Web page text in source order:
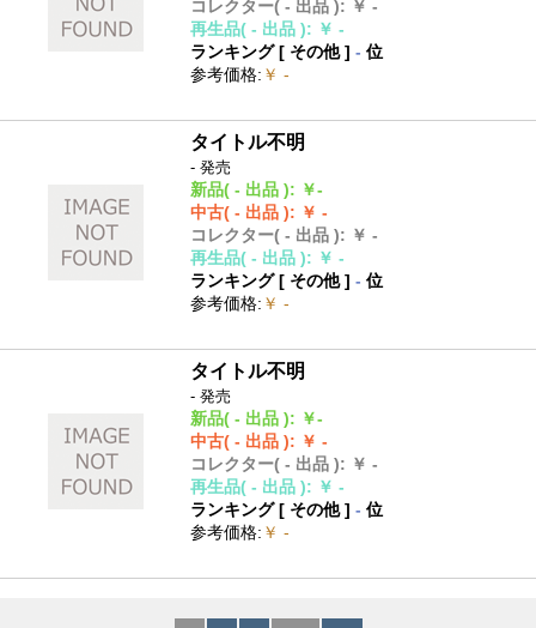
コレクター( - 出品 ): ￥ -
再生品( - 出品 ): ￥ -
ランキング [ その他]- 位
参考価格: ￥ -
タイトル不明
- 発売
新品( - 出品 ): ￥-
中古( - 出品 ): ￥ -
コレクター( - 出品 ): ￥ -
再生品( - 出品 ): ￥ -
ランキング [ その他]- 位
参考価格: ￥ -
タイトル不明
- 発売
新品( - 出品 ): ￥-
中古( - 出品 ): ￥ -
コレクター( - 出品 ): ￥ -
再生品( - 出品 ): ￥ -
ランキング [ その他]- 位
参考価格: ￥ -